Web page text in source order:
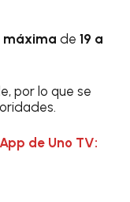
máxima de 19 a
por lo que se
de Uno TV: